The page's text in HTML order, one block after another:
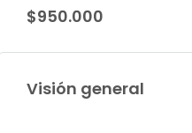
$950.000
Visión general